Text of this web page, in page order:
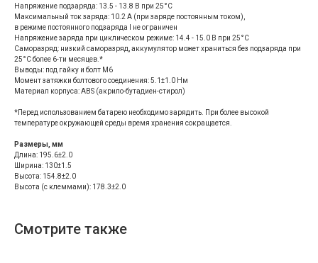
Напряжение подзаряда: 13.5 - 13.8 В при 25°С
Максимальный ток заряда: 10.2 A (при заряде постоянным током),
в режиме постоянного подзаряда I не ограничен
Напряжение заряда при циклическом режиме: 14.4 - 15.0 В при 25°С
Саморазряд: низкий саморазряд, аккумулятор может храниться без подзаряда при
25°С более 6-ти месяцев.*
Выводы: под гайку и болт М6
Момент затяжки болтового соединения: 5.1±1.0 Нм
Материал корпуса: ABS (акрило-бутадиен-стирол)
*Перед использованием батарею необходимо зарядить. При более высокой
температуре окружающей среды время хранения сокращается.
Размеры, мм
Длина: 195.6±2.0
Ширина: 130±1.5
Высота: 154.8±2.0
Высота (с клеммами): 178.3±2.0
Смотрите также